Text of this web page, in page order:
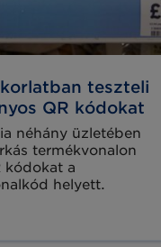
teszteli
QR kódokat
néhány üzletében
termékvonalon
kódokat a
helyett.